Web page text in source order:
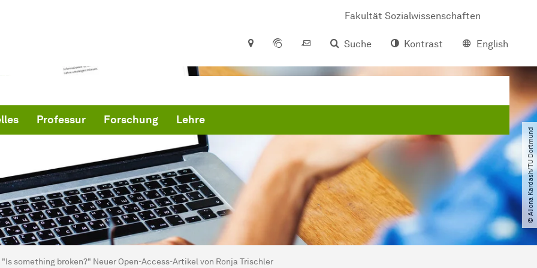
Fakultät Sozialwissenschaften
Suche
Kontrast English
Professur Forschung Lehre
© Aliona Kardash​/​TU Dortmund
hier:
"Is something broken?" Neuer Open-Access-Artikel von Ronja Trischler